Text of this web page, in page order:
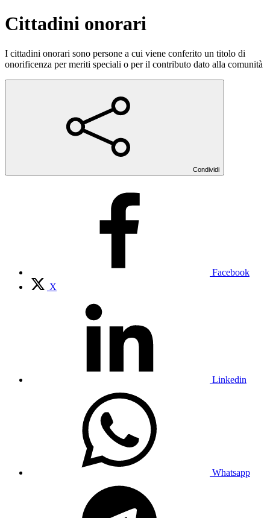
Cittadini onorari
I cittadini onorari sono persone a cui viene conferito un titolo di
onorificenza per meriti speciali o per il contributo dato alla comunità
Condividi
Facebook
X
Linkedin
Whatsapp